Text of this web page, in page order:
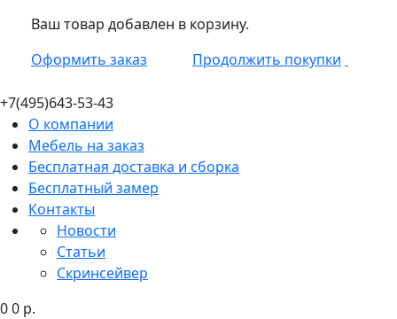
Ваш товар добавлен в корзину.
Оформить заказ
Продолжить покупки
+7(495)643-53-43
О компании
Мебель на заказ
Бесплатная доставка и сборка
Бесплатный замер
Контакты
Новости
Статьи
Скринсейвер
00 р.